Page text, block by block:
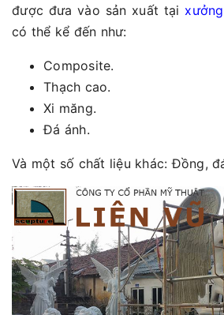
được đưa vào sản xuất tại
có thể kể đến như:
Composite.
Thạch cao.
Xi măng.
Đá ánh.
Và một số chất liệu khác: Đồng,